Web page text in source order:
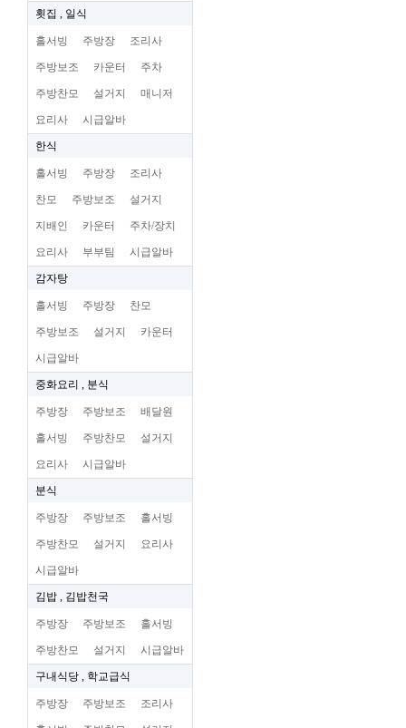
횟집 , 일식
홀서빙 주방장 조리사
주방보조 카운터 주차
주방찬모 설거지 매니저
요리사 시급알바
한식
홀서빙 주방장 조리사
찬모 주방보조 설거지
지배인 카운터 주차/장치
요리사 부부팀 시급알바
감자탕
홀서빙 주방장 찬모
주방보조 설거지 카운터
시급알바
중화요리 , 분식
주방장 주방보조 배달원
홀서빙 주방찬모 설거지
요리사 시급알바
분식
주방장 주방보조 홀서빙
주방찬모 설거지 요리사
시급알바
김밥 , 김밥천국
주방장 주방보조 홀서빙
주방찬모 설거지 시급알바
구내식당 , 학교급식
주방장 주방보조 조리사